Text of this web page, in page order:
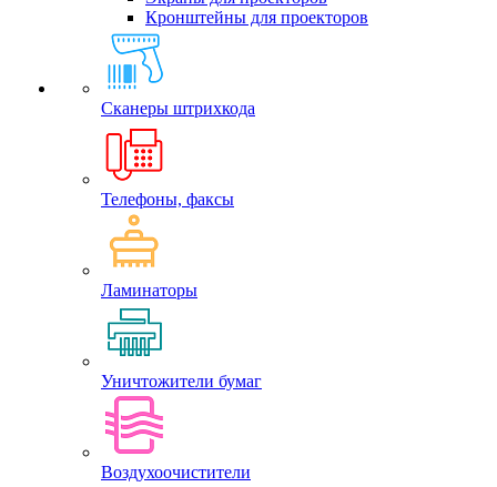
Кронштейны для проекторов
Сканеры штрихкода
Телефоны, факсы
Ламинаторы
Уничтожители бумаг
Воздухоочистители